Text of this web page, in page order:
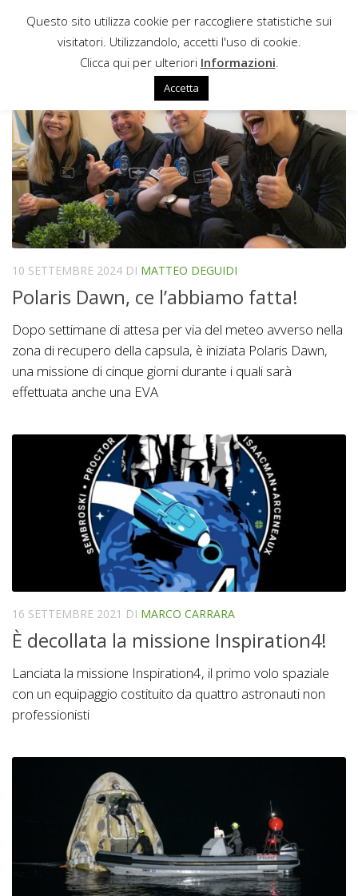
Sotto il contenuto
RESILIENCE (CREW DRAGON)
10 SETTEMBRE 2024 DI MATTEO DEGUIDI
Polaris Dawn, ce l’abbiamo fatta!
Dopo settimane di attesa per via del meteo avverso nella
zona di recupero della capsula, è iniziata Polaris Dawn,
una missione di cinque giorni durante i quali sarà
effettuata anche una EVA
16 SETTEMBRE 2021 DI MARCO CARRARA
È decollata la missione Inspiration4!
Lanciata la missione Inspiration4, il primo volo spaziale
con un equipaggio costituito da quattro astronauti non
professionisti
Questo sito utilizza cookie per raccogliere statistiche sui
visitatori. Utilizzandolo, accetti l'uso di cookie.
Clicca qui per ulteriori Informazioni
Accetta